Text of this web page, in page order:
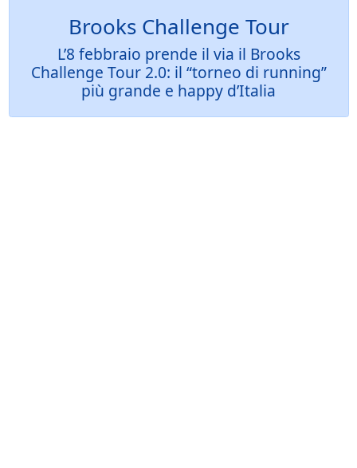
Brooks Challenge Tour
L’8 febbraio prende il via il Brooks
Challenge Tour 2.0: il “torneo di running”
più grande e happy d’Italia